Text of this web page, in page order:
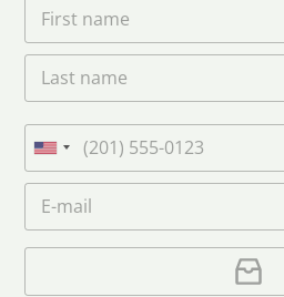
r
n
a
m
e
L
s
t
a
m
*
T
l
o
U
n
i
t
C
r
r
C